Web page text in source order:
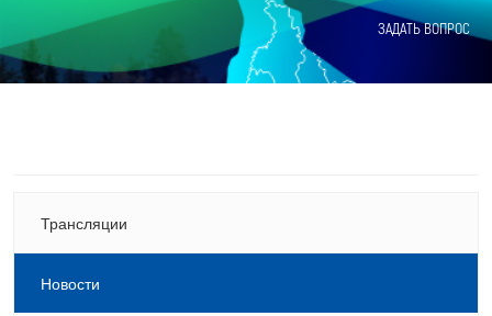
ЗАДАТЬ ВОПРОС
Трансляции
Новости